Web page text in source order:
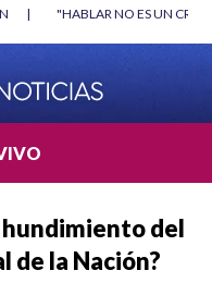
|
"HABLAR NO ES UN
del
de la Nación?